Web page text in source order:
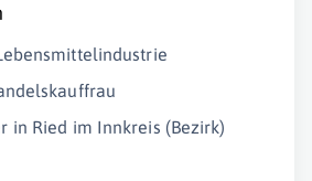
in Ried im Innkreis (Bezirk)